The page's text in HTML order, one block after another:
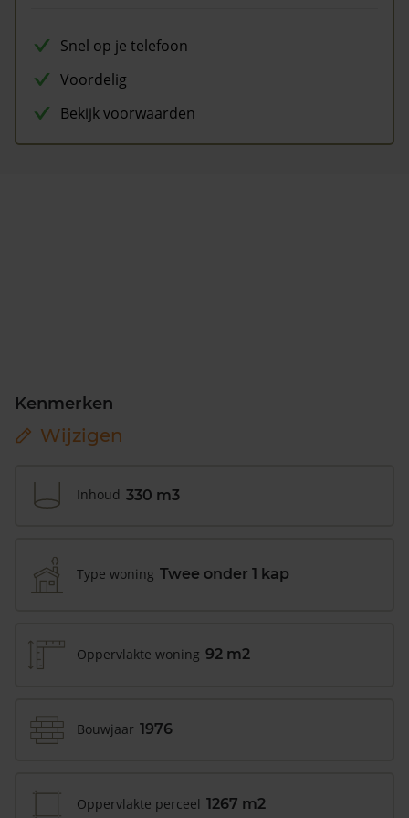
Snel op je telefoon
Voordelig
Bekijk voorwaarden
Kenmerken
Wijzigen
Inhoud 330 m3
Type woning Twee onder 1 kap
Oppervlakte woning 92 m2
Bouwjaar 1976
Oppervlakte perceel 1267 m2